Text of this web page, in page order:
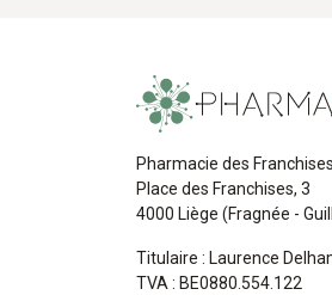
Pharmacie des Franchises
Place des Franchises, 3
4000 Liège (Fragnée -
Titulaire : Laurence
TVA : BE0880.554.122